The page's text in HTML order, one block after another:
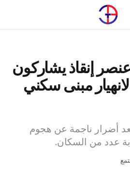
من 300 عنصر إنقاذ يشاركون
مبنى سكني
أضرار ناجمة عن هجوم
عدد من السكان.